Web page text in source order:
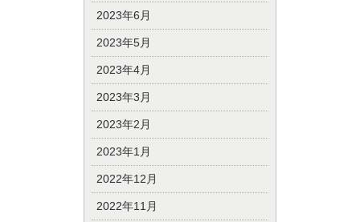
2023年6月
2023年5月
2023年4月
2023年3月
2023年2月
2023年1月
2022年12月
2022年11月